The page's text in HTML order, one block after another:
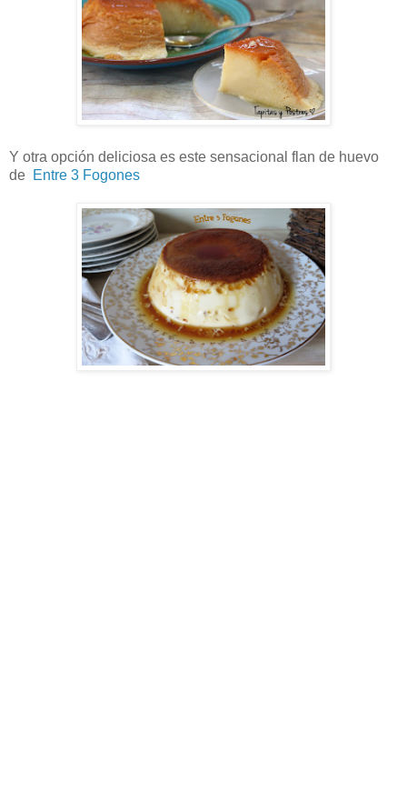
Y otra opción deliciosa es este sensacional flan de huevo
de Entre 3 Fogones